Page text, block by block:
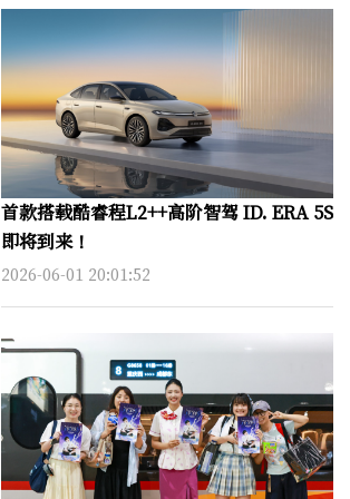
首款搭载酷睿程L2++高阶智驾 ID. ERA 5S
即将到来！
2026-06-01 20:01:52